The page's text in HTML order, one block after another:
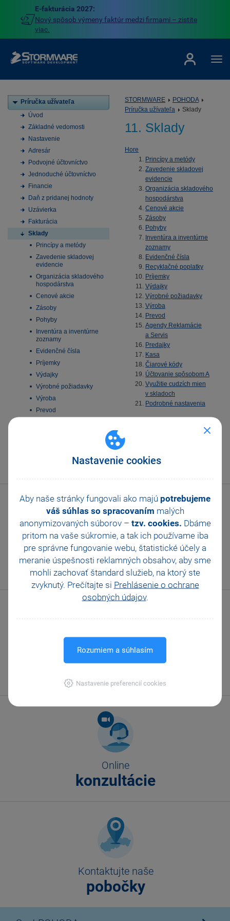
Nastavenie cookies
Aby naše stránky fungovali ako majú potrebujeme
váš súhlas so spracovaním malých
anonymizovaných súborov – tzv. cookies. Dbáme
pritom na vaše súkromie, a tak ich používame iba
pre správne fungovanie webu, štatistické účely a
meranie úspešnosti reklamných obsahov, aby sme
mohli zachovať štandard služieb, na ktorý ste
zvyknutý. Prečítajte si Prehlásenie o ochrane
osobných údajov.
Rozumiem a súhlasím
Nastavenie preferencií cookies
E-fakturácia 2027:
Nový spôsob výmeny faktúr medzi firmami – zistite
viac.
Príručka užívateľa
Úvod
Základné vedomosti
Nastavenie
Adresár
Podvojné účtovníctvo
Jednoduché účtovníctvo
Financie
Daň z pridanej hodnoty
Uzávierka
Fakturácia
Sklady
Princípy a metódy
Zavedenie skladovej
evidencie
Organizácia skladového
hospodárstva
Cenové akcie
Zásoby
Pohyby
Inventúra a inventúrne
zoznamy
Evidenčné čísla
Príjemky
Výdajky
Výrobné požiadavky
Výroba
Prevod
Čiarové kódy
v skladoch
Podrobné nastavenia
Personalistika a mzdy
Kniha jázd
Dátová komunikácia
STORMWARE
POHODA
Príručka užívateľa
Sklady
11. Sklady
Hore
Princípy a metódy
Zavedenie skladovej
evidencie
Organizácia skladového
hospodárstva
Cenové akcie
Zásoby
Pohyby
Inventúra a inventúrne
zoznamy
Evidenčné čísla
Recyklačné poplatky
Príjemky
Výdajky
Výrobné požiadavky
Výroba
Prevod
Agendy Reklamácie
a Servis
Predajky
Kasa
Čiarové kódy
Účtovanie spôsobom A
Využitie cudzích mien
v skladoch
Podrobné nastavenia
Obchodné oddelenie
02 59 429 911
02 59 429 959
Online
konzultácie
Kontaktujte naše
pobočky